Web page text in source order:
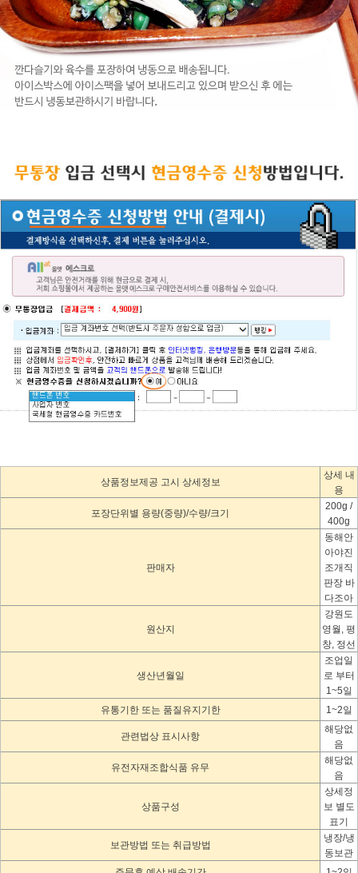
상품정보제공 고시 상세정보
상세 내
용
포장단위별 용량(중량)/수량/크기
200g /
400g
판매자
동해안
아야진
조개직
판장 바
다조아
원산지
강원도
영월, 평
창, 정선
생산년월일
조업일
로 부터
1~5일
유통기한 또는 품질유지기한
1~2일
관련법상 표시사항
해당없
음
유전자재조합식품 유무
해당없
음
상품구성
상세정
보 별도
표기
보관방법 또는 취급방법
냉장/냉
동보관